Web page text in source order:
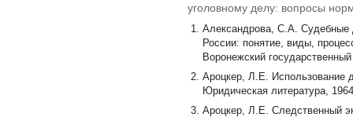
уголовному делу: вопросы
Александрова, С.А. Судебные
России: понятие, виды,
Воронежский
Ароцкер, Л.Е. Использование
Юридическая литература,
Ароцкер, Л.Е. Следственный